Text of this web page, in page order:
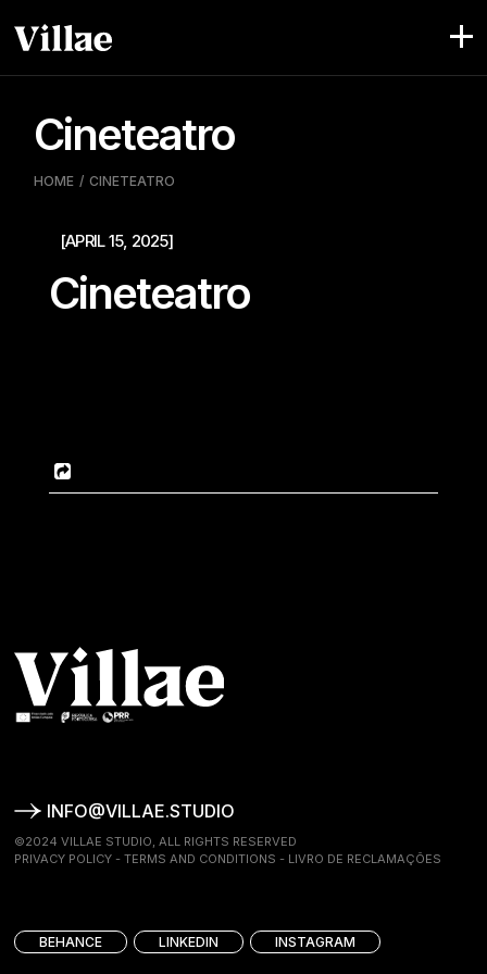
para
Cineteatro
HOME CINETEATRO
[APRIL 15, 2025]
Cineteatro
INFO@VILLAE.STUDIO
©2024 VILLAE STUDIO, ALL RIGHTS RESERVED
PRIVACY POLICY -TERMS AND CONDITIONS - LIVRO DE RECLAMAÇÕES
BEHANCE LINKEDIN INSTAGRAM